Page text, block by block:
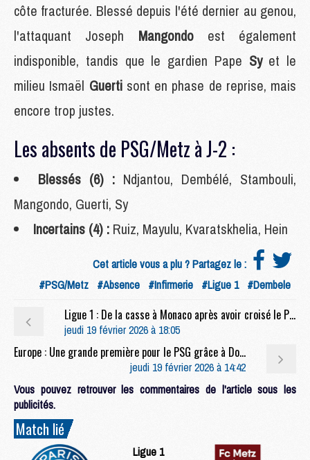
côte fracturée. Blessé depuis l'été dernier au genou,
l'attaquant Joseph Mangondo est également
indisponible, tandis que le gardien Pape Sy et le
milieu Ismaël Guerti sont en phase de reprise, mais
encore trop justes.
Les absents de PSG/Metz à J-2 :
Blessés (6) : Ndjantou, Dembélé, Stambouli,
Mangondo, Guerti, Sy
Incertains (4) : Ruiz, Mayulu, Kvaratskhelia, Hein
Cet article vous a plu ? Partagez le :
#PSG/Metz #Absence #Infirmerie #Ligue 1 #Dembele
Ligue 1 : De la casse à Monaco après avoir croisé le PSG ?
jeudi 19 février 2026 à 18:05
Europe : Une grande première pour le PSG grâce à Doué ?
jeudi 19 février 2026 à 14:42
Vous pouvez retrouver les commentaires de l'article sous les
publicités.
Match lié
Ligue 1